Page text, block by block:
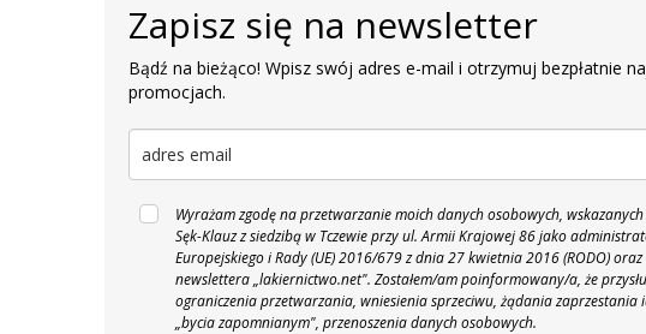
Zapisz się na newsletter
Bądź na bieżąco! Wpisz swój adres e-mail i otrzymuj bezpłatnie
promocjach.
Wyrażam zgodę na przetwarzanie moich danych osobowych,
Sęk-Klauz z siedzibą w Tczewie przy ul. Armii Krajowej 86 jako
Europejskiego i Rady (UE) 2016/679 z dnia 27 kwietnia 2016 (RODO)
newslettera „lakiernictwo.net". Zostałem/am poinformowany/a, że
ograniczenia przetwarzania, wniesienia sprzeciwu, żądania
„bycia zapomnianym", przenoszenia danych osobowych.